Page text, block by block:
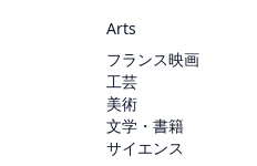
Arts
フランス映画
工芸
美術
文学・書籍
サイエンス